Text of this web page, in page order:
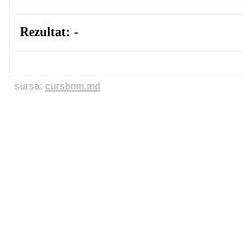
Rezultat: -
sursa: cursbnm.md